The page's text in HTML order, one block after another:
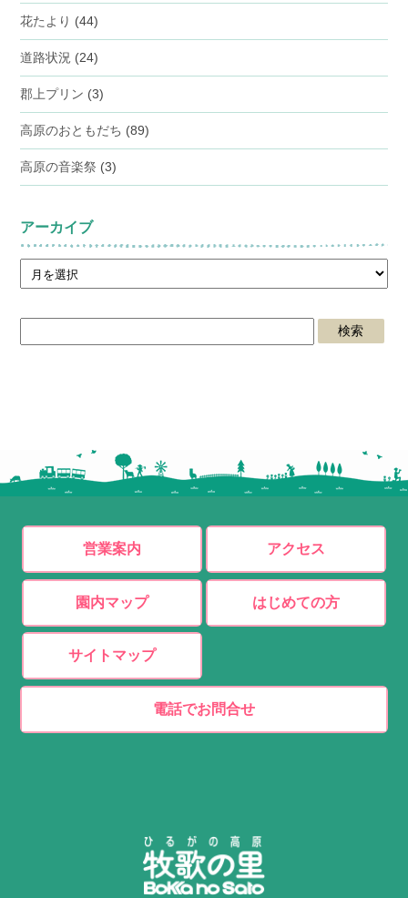
花たより (44)
道路状況 (24)
郡上プリン (3)
高原のおともだち (89)
高原の音楽祭 (3)
アーカイブ
営業案内 アクセス
園内マップ はじめての方
サイトマップ
電話でお問合せ